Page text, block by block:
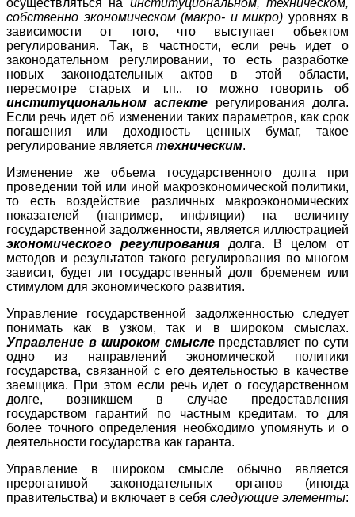
осуществляться на институциональном, техническом,
собственно экономическом (макро- и микро) уровнях в
зависимости от того, что выступает объектом
регулирования. Так, в частности, если речь идет о
законодательном регулировании, то есть разработке
новых законодательных актов в этой области,
пересмотре старых и т.п., то можно говорить об
институциональном аспекте регулирования долга.
Если речь идет об изменении таких параметров, как срок
погашения или доходность ценных бумаг, такое
регулирование является техническим.
Изменение же объема государственного долга при
проведении той или иной макроэкономической политики,
то есть воздействие различных макроэкономических
показателей (например, инфляции) на величину
государственной задолженности, является иллюстрацией
экономического регулирования долга. В целом от
методов и результатов такого регулирования во многом
зависит, будет ли государственный долг бременем или
стимулом для экономического развития.
Управление государственной задолженностью следует
понимать как в узком, так и в широком смыслах.
Управление в широком смыслепредставляет по сути
одно из направлений экономической политики
государства, связанной с его деятельностью в качестве
заемщика. При этом если речь идет о государственном
долге, возникшем в случае предоставления
государством гарантий по частным кредитам, то для
более точного определения необходимо упомянуть и о
деятельности государства как гаранта.
Управление в широком смысле обычно является
прерогативой законодательных органов (иногда
правительства) и включает в себя следующие элементы: